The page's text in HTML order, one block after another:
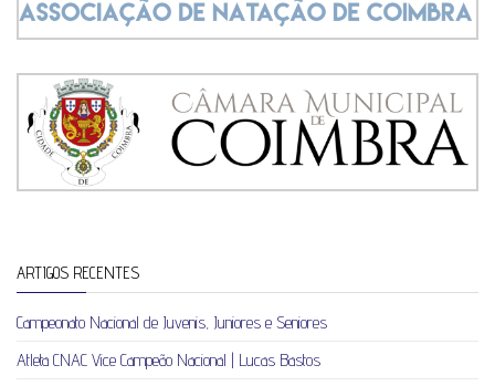
ARTIGOS RECENTES
Campeonato Nacional de Juvenis, Juniores e Seniores
Atleta CNAC Vice Campeão Nacional | Lucas Bastos